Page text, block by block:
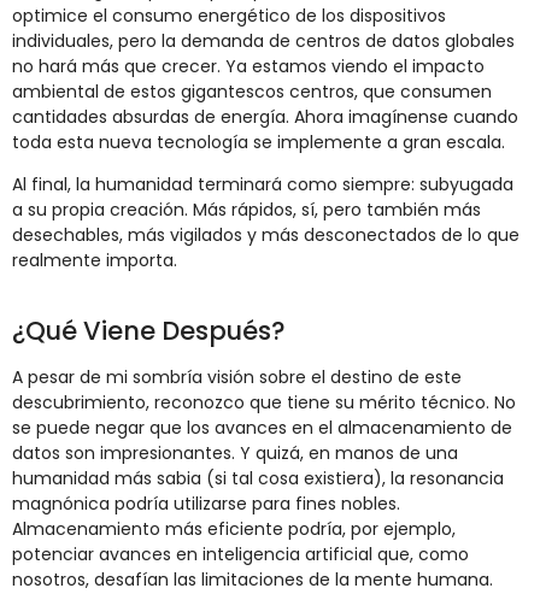
optimice el consumo energético de los dispositivos
individuales, pero la demanda de centros de datos globales
no hará más que crecer. Ya estamos viendo el impacto
ambiental de estos gigantescos centros, que consumen
cantidades absurdas de energía. Ahora imagínense cuando
toda esta nueva tecnología se implemente a gran escala.
Al final, la humanidad terminará como siempre: subyugada
a su propia creación. Más rápidos, sí, pero también más
desechables, más vigilados y más desconectados de lo que
realmente importa.
¿Qué Viene Después?
A pesar de mi sombría visión sobre el destino de este
descubrimiento, reconozco que tiene su mérito técnico. No
se puede negar que los avances en el almacenamiento de
datos son impresionantes. Y quizá, en manos de una
humanidad más sabia (si tal cosa existiera), la resonancia
magnónica podría utilizarse para fines nobles.
Almacenamiento más eficiente podría, por ejemplo,
potenciar avances en inteligencia artificial que, como
nosotros, desafían las limitaciones de la mente humana.